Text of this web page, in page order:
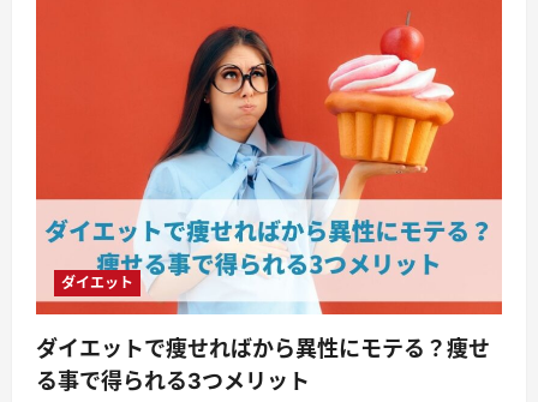
ダイエット
ダイエットで痩せればから異性にモテる？痩せ
る事で得られる3つメリット